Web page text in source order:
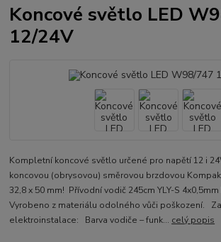
Koncové světlo LED
12/24V
Kompletní koncové světlo určené pro napětí 12 i
koncovou (obrysovou) směrovou brzdovou
32,8 x 50 mm! Přívodní vodič 245cm YLY-S
Vyrobeno z materiálu odolného vůči poškození.
elektroinstalace: Barva vodiče – funk... celý popis